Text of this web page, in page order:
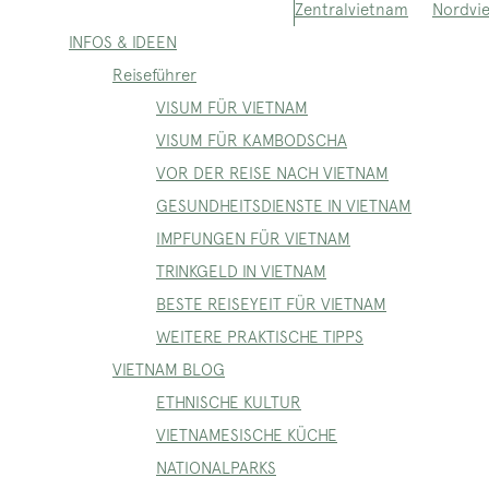
Zentralvietnam
INFOS & IDEEN
Reiseführer
VISUM FÜR VIETNAM
VISUM FÜR KAMBODSCHA
VOR DER REISE NACH VIETNAM
GESUNDHEITSDIENSTE IN VIETNAM
IMPFUNGEN FÜR VIETNAM
TRINKGELD IN VIETNAM
BESTE REISEYEIT FÜR VIETNAM
WEITERE PRAKTISCHE TIPPS
VIETNAM BLOG
ETHNISCHE KULTUR
VIETNAMESISCHE KÜCHE
NATIONALPARKS